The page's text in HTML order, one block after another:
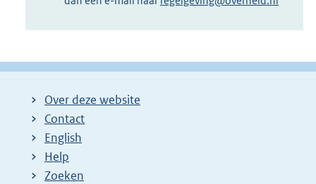
Over deze website
Contact
English
Help
Zoeken